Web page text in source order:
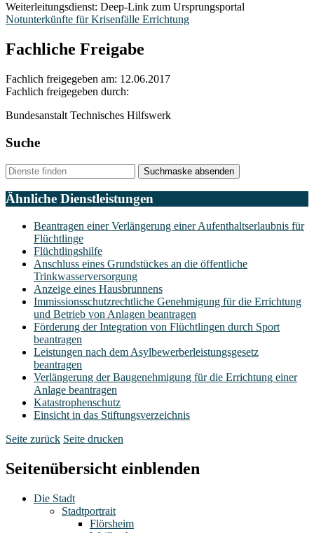
Weiterleitungsdienst: Deep-Link zum Ursprungsportal
Notunterkünfte für Krisenfälle Errichtung
Fachliche Freigabe
Fachlich freigegeben am: 12.06.2017
Fachlich freigegeben durch:
Bundesanstalt Technisches Hilfswerk
Suche
Suchmaske absenden
Ähnliche Dienstleistungen
Beantragen einer Verlängerung einer Aufenthaltserlaubnis für
Flüchtlinge
Flüchtlingshilfe
Anschluss eines Grundstückes an die öffentliche
Trinkwasserversorgung
Anzeige eines Hausbrunnens
Immissionsschutzrechtliche Genehmigung für die Errichtung
und Betrieb von Anlagen beantragen
Förderung der Integration von Flüchtlingen durch Sport
beantragen
Leistungen nach dem Asylbewerberleistungsgesetz
beantragen
Verlängerung der Baugenehmigung für die Errichtung einer
Anlage beantragen
Katastrophenschutz
Einsicht in das Stiftungsverzeichnis
Seite zurück Seite drucken
Seitenübersicht einblenden
Die Stadt
Stadtportrait
Flörsheim